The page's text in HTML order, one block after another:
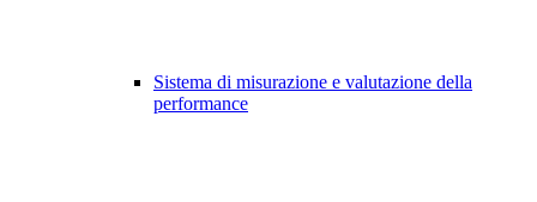
Sistema di misurazione e valutazione della
performance